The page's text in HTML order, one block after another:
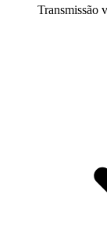
Transmissão